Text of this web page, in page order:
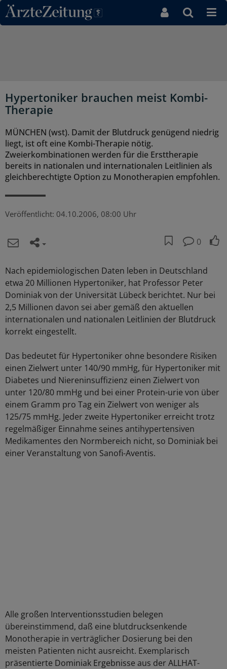
Direkt zum Inhaltsbereich
Hypertoniker brauchen meist Kombi-
Therapie
MÜNCHEN (wst). Damit der Blutdruck genügend niedrig
liegt, ist oft eine Kombi-Therapie nötig.
Zweierkombinationen werden für die Ersttherapie
bereits in nationalen und internationalen Leitlinien als
gleichberechtigte Option zu Monotherapien empfohlen.
Veröffentlicht: 04.10.2006, 08:00 Uhr
0
Nach epidemiologischen Daten leben in Deutschland
etwa 20 Millionen Hypertoniker, hat Professor Peter
Dominiak von der Universität Lübeck berichtet. Nur bei
2,5 Millionen davon sei aber gemäß den aktuellen
internationalen und nationalen Leitlinien der Blutdruck
korrekt eingestellt.
Das bedeutet für Hypertoniker ohne besondere Risiken
einen Zielwert unter 140/90 mmHg, für Hypertoniker mit
Diabetes und Niereninsuffizienz einen Zielwert von
unter 120/80 mmHg und bei einer Protein-urie von über
einem Gramm pro Tag ein Zielwert von weniger als
125/75 mmHg. Jeder zweite Hypertoniker erreicht trotz
regelmäßiger Einnahme seines antihypertensiven
Medikamentes den Normbereich nicht, so Dominiak bei
einer Veranstaltung von Sanofi-Aventis.
Alle großen Interventionsstudien belegen
übereinstimmend, daß eine blutdrucksenkende
Monotherapie in verträglicher Dosierung bei den
meisten Patienten nicht ausreicht. Exemplarisch
präsentierte Dominiak Ergebnisse aus der ALLHAT-